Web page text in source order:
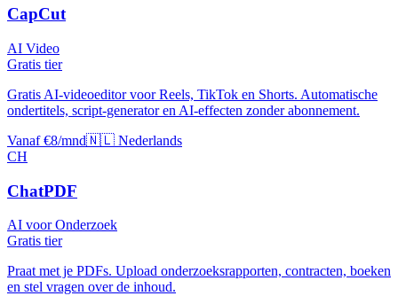
CapCut
AI Video
Gratis tier
Gratis AI-videoeditor voor Reels, TikTok en Shorts. Automatische
ondertitels, script-generator en AI-effecten zonder abonnement.
Vanaf €8/mnd🇳🇱 Nederlands
CH
ChatPDF
AI voor Onderzoek
Gratis tier
Praat met je PDFs. Upload onderzoeksrapporten, contracten, boeken
en stel vragen over de inhoud.